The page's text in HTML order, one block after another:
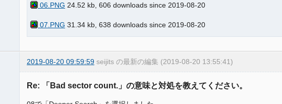
06.PNG 24.52 kb, 606 downloads since 2019-08-20
07.PNG 31.34 kb, 638 downloads since 2019-08-20
2019-08-20 09:59:59 seijits の最新の編集 (2019-08-20 13:55:41)
Re: 「Bad sector count.」の意味と対処を教えてください。